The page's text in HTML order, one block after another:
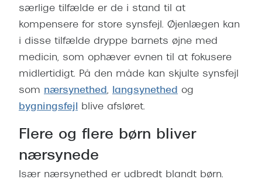
særlige tilfælde er de i stand til at
kompensere for store synsfejl. Øjenlægen kan
i disse tilfælde dryppe barnets øjne med
medicin, som ophæver evnen til at fokusere
midlertidigt. På den måde kan skjulte synsfejl
som nærsynethed, langsynethed
og
bygningsfejl
blive afsløret.
Flere og flere børn bliver
nærsynede
Især nærsynethed er udbredt blandt børn.